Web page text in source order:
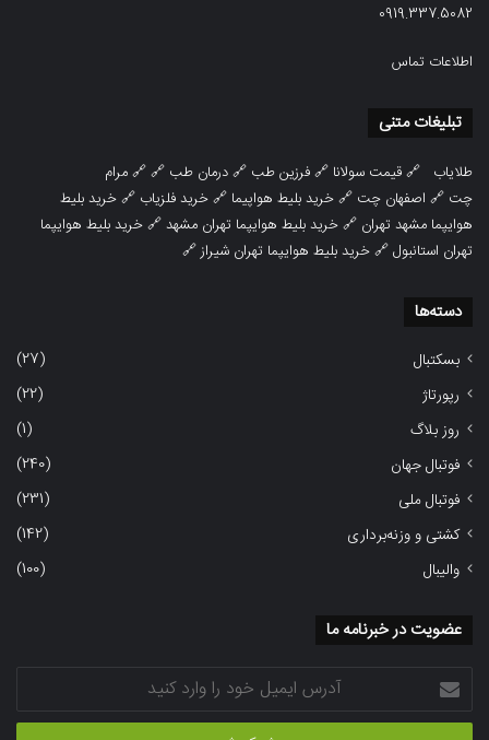
0919.337.5082
اطلاعات تماس
تبلیغات متنی
طلایاب 🔗قیمت سولانا 🔗فرزین طب 🔗درمان طب 🔗 🔗مرام
چت 🔗 اصفهان چت 🔗خرید بلیط هواپیما 🔗خرید فلزیاب 🔗خرید بلیط
هوایپما مشهد تهران 🔗خرید بلیط هوایپما تهران مشهد🔗خرید بلیط هوایپما
تهران استانبول🔗خرید بلیط هوایپما تهران شیراز🔗
دسته‌ها
بسکتبال
(27)
رپورتاژ
(22)
روز بلاگ
(1)
فوتبال جهان
(240)
فوتبال ملی
(231)
کشتی و وزنه‌برداری
(142)
والیبال
(100)
عضویت در خبرنامه ما
آدرس
ایمیل
خود